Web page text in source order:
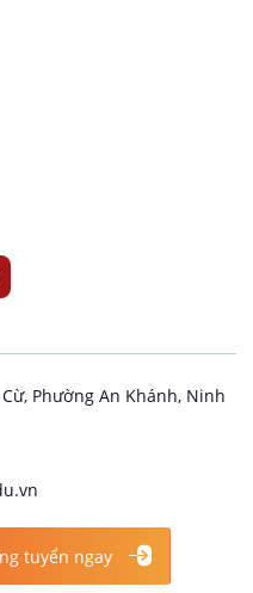
tuyển ngay
Phường An Khánh, Ninh